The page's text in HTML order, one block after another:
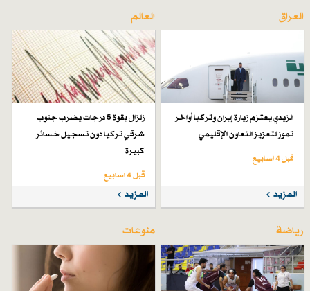
العراق
الزيدي يعتزم زيارة إيران وتركيا أواخر
تموز لتعزيز التعاون الإقليمي
قبل 4 اسابیع
المزيد
العالم
زلزال بقوة 5 درجات يضرب جنوب
شرقي تركيا دون تسجيل خسائر
كبيرة
قبل 4 اسابیع
المزيد
رياضة منوعات